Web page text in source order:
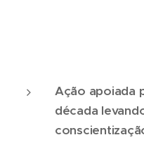
Ação apoiada
década